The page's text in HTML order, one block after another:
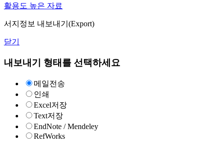
활용도 높은 자료
서지정보 내보내기(Export)
닫기
내보내기 형태를 선택하세요
메일전송
인쇄
Excel저장
Text저장
EndNote / Mendeley
RefWorks